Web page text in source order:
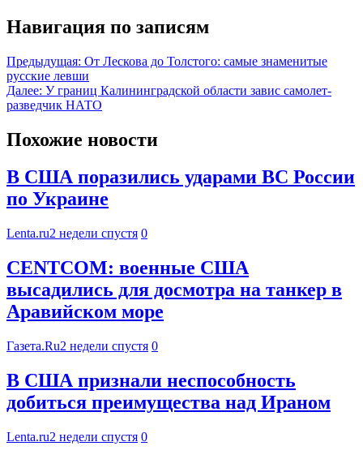
Навигация по записям
Предыдущая: От Лескова до Толстого: самые знаменитые
русские левши
Далее: У границ Калининградской области завис самолет-
разведчик НАТО
Похожие новости
В США поразились ударами ВС России
по Украине
Lenta.ru2 недели спустя 0
CENTCOM: военные США
высадились для досмотра на танкер в
Аравийском море
Газета.Ru2 недели спустя 0
В США признали неспособность
добиться преимущества над Ираном
Lenta.ru2 недели спустя 0